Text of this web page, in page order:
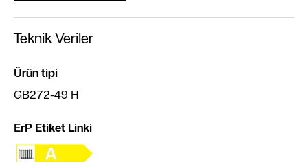
Teknik Veriler
Ürün tipi
GB272-49 H
ErP Etiket Linki